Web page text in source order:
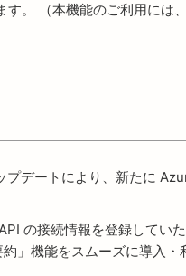
。 （本機能のご利用には
デートにより、新たに
の接続情報を登録してい
」機能をスムーズに導入・